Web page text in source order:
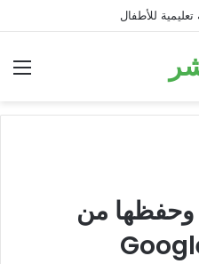
للأطفال
وحفظها من